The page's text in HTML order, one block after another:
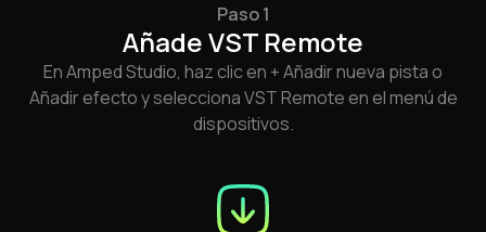
Paso 1
Añade VST Remote
En Amped Studio, haz clic en + Añadir nueva pista o
Añadir efecto y selecciona VST Remote en el menú de
dispositivos.